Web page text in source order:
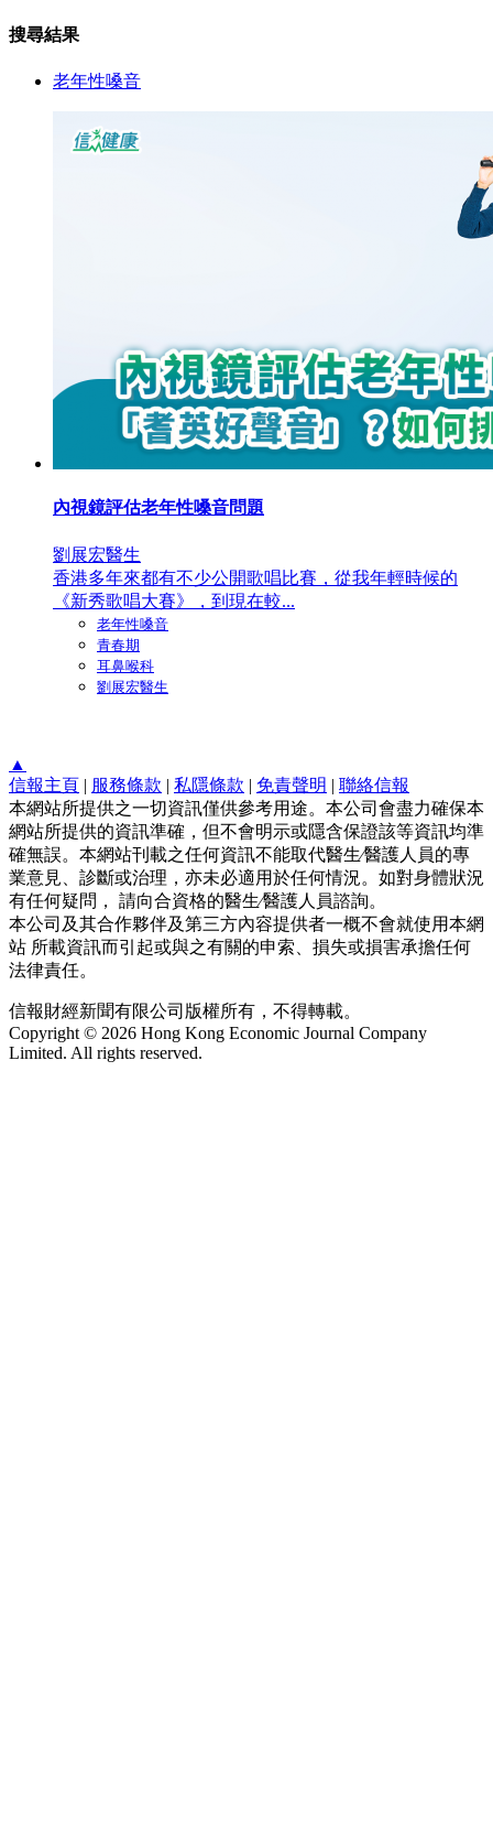
搜尋結果
老年性嗓音
內視鏡評估老年性嗓音問題
劉展宏醫生
香港多年來都有不少公開歌唱比賽，從我年輕時候的
《新秀歌唱大賽》，到現在較...
老年性嗓音
青春期
耳鼻喉科
劉展宏醫生
▲
信報主頁 | 服務條款 | 私隱條款 | 免責聲明 | 聯絡信報
本網站所提供之一切資訊僅供參考用途。本公司會盡力確保本
網站所提供的資訊準確，但不會明示或隱含保證該等資訊均準
確無誤。本網站刊載之任何資訊不能取代醫生∕醫護人員的專
業意見、診斷或治理，亦未必適用於任何情況。如對身體狀況
有任何疑問， 請向合資格的醫生∕醫護人員諮詢。
本公司及其合作夥伴及第三方內容提供者一概不會就使用本網
站 所載資訊而引起或與之有關的申索、損失或損害承擔任何
法律責任。
信報財經新聞有限公司版權所有，不得轉載。
Copyright © 2026 Hong Kong Economic Journal Company
Limited. All rights reserved.